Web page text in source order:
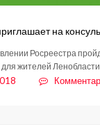
на
Росреестра
для жителей